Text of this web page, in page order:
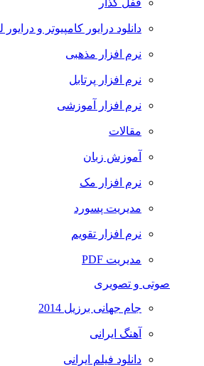
قفل گذار
دانلود درایور کامپیوتر و درایور لپ تاپ
نرم افزار مذهبی
نرم افزار پرتابل
نرم افزار آموزشی
مقالات
آموزش زبان
نرم افزار مک
مدیریت پسورد
نرم افزار تقویم
مدیریت PDF
صوتی و تصویری
جام جهانی برزیل 2014
آهنگ ایرانی
دانلود فیلم ایرانی